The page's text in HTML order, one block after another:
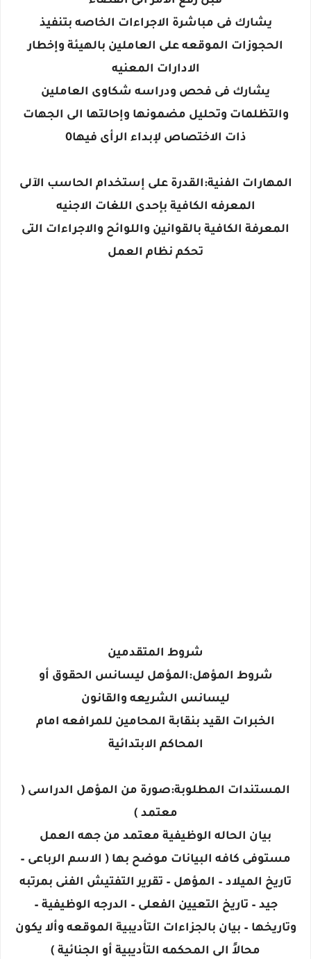
يشارك فى مباشرة الاجراءات الخاصه بتنفيذ
الحجوزات الموقعه على العاملين بالهيئة وإخطار
الادارات المعنيه
يشارك فى فحص ودراسه شكاوى العاملين
والتظلمات وتحليل مضمونها وإحالتها الى الجهات
ذات الاختصاص لإبداء الرأى فيها0
المهارات الفنية:القدرة على إستخدام الحاسب الآلى
المعرفه الكافية بإحدى اللغات الاجنيه
المعرفة الكافية بالقوانين واللوائح والاجراءات التى
تحكم نظام العمل
شروط المتقدمين
شروط المؤهل:المؤهل ليسانس الحقوق أو
ليسانس الشريعه والقانون
الخبرات القيد بنقابة المحامين للمرافعه امام
المحاكم الابتدائية
المستندات المطلوبة:صورة من المؤهل الدراسى (
معتمد )
بيان الحاله الوظيفية معتمد من جهه العمل
مستوفى كافه البيانات موضح بها ( الاسم الرباعى –
تاريخ الميلاد – المؤهل – تقرير التفتيش الفنى بمرتبه
جيد – تاريخ التعيين الفعلى – الدرجه الوظيفية –
وتاريخها – بيان بالجزاءات التأديبية الموقعه وألا يكون
محالاً الى المحكمه التأديبية أو الجنائية )